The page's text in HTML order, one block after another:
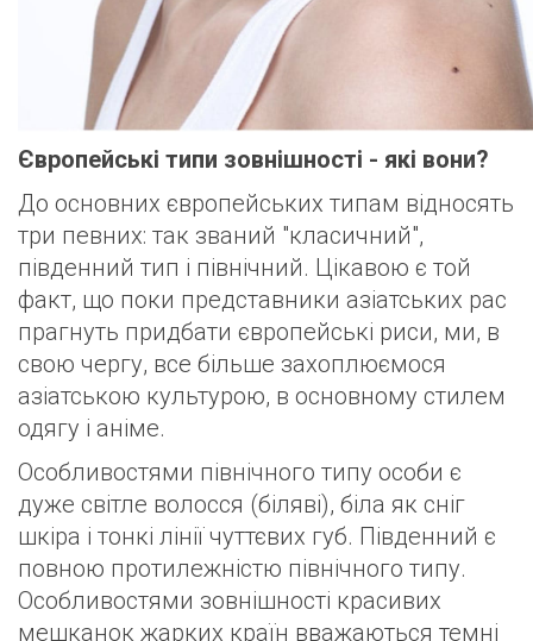
Європейські типи зовнішності - які вони?
До основних європейських типам відносять
три певних: так званий "класичний",
південний тип і північний. Цікавою є той
факт, що поки представники азіатських рас
прагнуть придбати європейські риси, ми, в
свою чергу, все більше захоплюємося
азіатською культурою, в основному стилем
одягу і аніме.
Особливостями північного типу особи є
дуже світле волосся (біляві), біла як сніг
шкіра і тонкі лінії чуттєвих губ. Південний є
повною протилежністю північного типу.
Особливостями зовнішності красивих
мешканок жарких країн вважаються темні